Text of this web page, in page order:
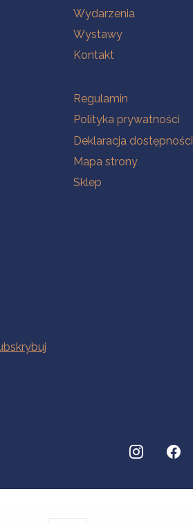
Wydarzenia
Wystawy
Kontakt
Na skróty
Regulamin
Polityka prywatności
Deklaracja dostępności
Mapa strony
Sklep